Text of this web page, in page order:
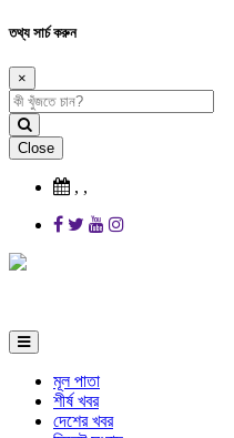
তথ্য সার্চ করুন
×
Close
, ,
মূল পাতা
শীর্ষ খবর
দেশের খবর